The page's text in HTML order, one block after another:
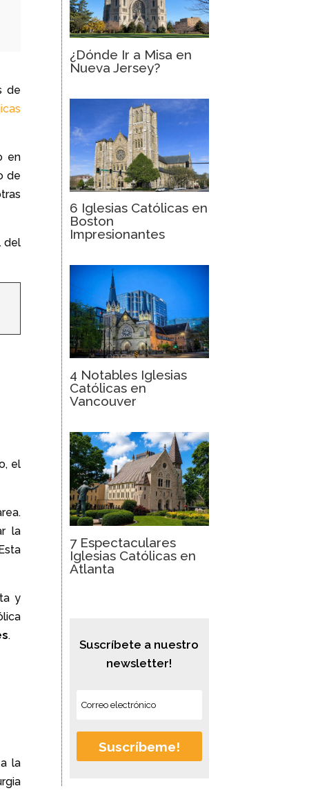
de
en
de
del
el
la
y
.
la
¿Dónde Ir a Misa en
Nueva Jersey?
6 Iglesias Católicas en
Boston
Impresionantes
4 Notables Iglesias
Católicas en
Vancouver
7 Espectaculares
Iglesias Católicas en
Atlanta
Suscríbete a nuestro
newsletter!
Suscríbeme!